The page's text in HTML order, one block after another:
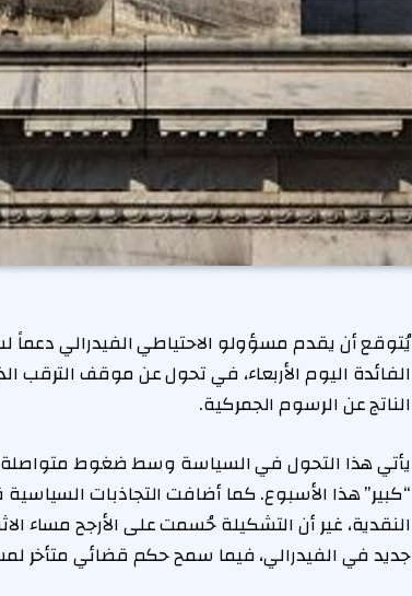
يُتوقع أن يقدم مسؤولو الاحتياطي الفيدرالي دعماً
الفائدة اليوم الأربعاء، في تحول عن موقف
الناتج عن الرسوم الجمركية.
يأتي هذا التحول في السياسة وسط ضغوط متواصلة
“كبير” هذا الأسبوع. كما أضافت التجاذبات
النقدية، غير أن التشكيلة حُسمت على الأرجح مساء
جديد في الفيدرالي، فيما سمح حكم قضائي متأخر